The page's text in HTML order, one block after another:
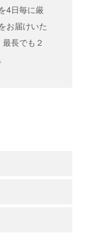
4日毎に厳
お届けいた
長でも２